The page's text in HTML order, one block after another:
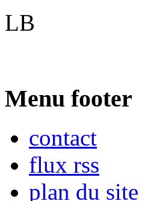
LB
Menu footer
contact
flux rss
plan du site